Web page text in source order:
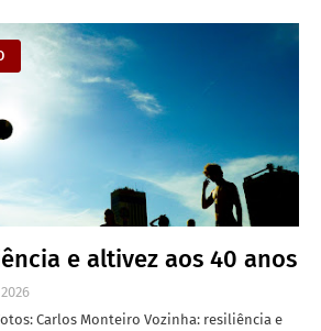
e altivez aos 40 anos
Carlos Monteiro Vozinha: resiliência e